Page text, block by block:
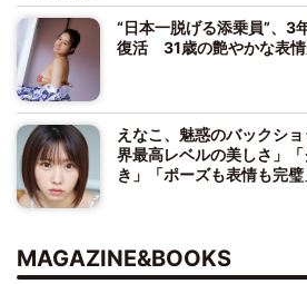
“日本一脱げる添乗員”、3
復活 31歳の艶やかな表情
えなこ、魅惑のバックシ
界最高レベルの美しさ」
き」「ポーズも表情も完璧
MAGAZINE&BOOKS